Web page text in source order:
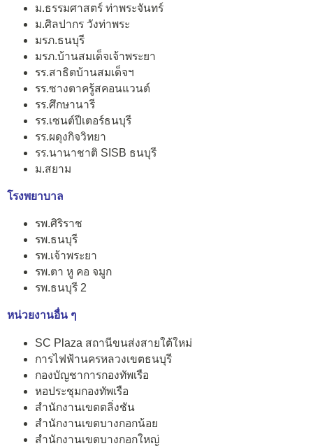
ม.ธรรมศาสตร์ ท่าพระจันทร์
ม.ศิลปากร วังท่าพระ
มรภ.ธนบุรี
มรภ.บ้านสมเด็จเจ้าพระยา
รร.สาธิตบ้านสมเด็จฯ
รร.ซางตาครู้สคอนแวนต์
รร.ศึกษานารี
รร.เซนต์ปีเตอร์ธนบุรี
รร.ผดุงกิจวิทยา
รร.นานาชาติ SISB ธนบุรี
ม.สยาม
โรงพยาบาล
รพ.ศิริราช
รพ.ธนบุรี
รพ.เจ้าพระยา
รพ.ตา หู คอ จมูก
รพ.ธนบุรี 2
หน่วยงานอื่น ๆ
SC Plaza สถานีขนส่งสายใต้ใหม่
การไฟฟ้านครหลวงเขตธนบุรี
กองบัญชาการกองทัพเรือ
หอประชุมกองทัพเรือ
สำนักงานเขตตลิ่งชัน
สำนักงานเขตบางกอกน้อย
สำนักงานเขตบางกอกใหญ่